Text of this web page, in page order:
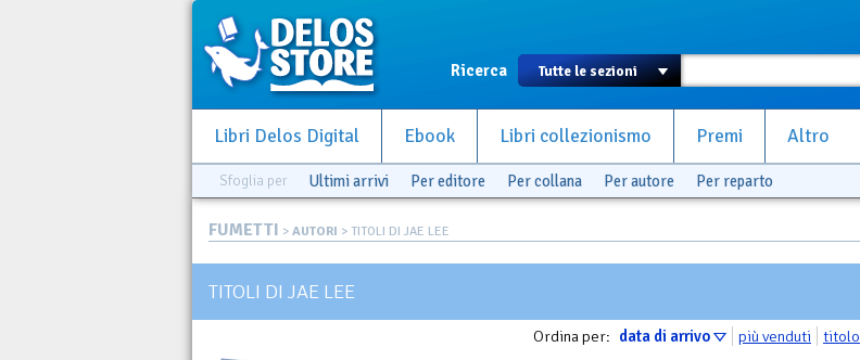
Ricerca
Libri Delos Digital Ebook Libri collezionismo Premi Altro
Sfoglia per Ultimi arrivi Per editore Per collana Per autore Per reparto
FUMETTI > AUTORI > TITOLI DI JAE LEE
TITOLI DI JAE LEE
Ordina per: data di arrivo più venduti titolo